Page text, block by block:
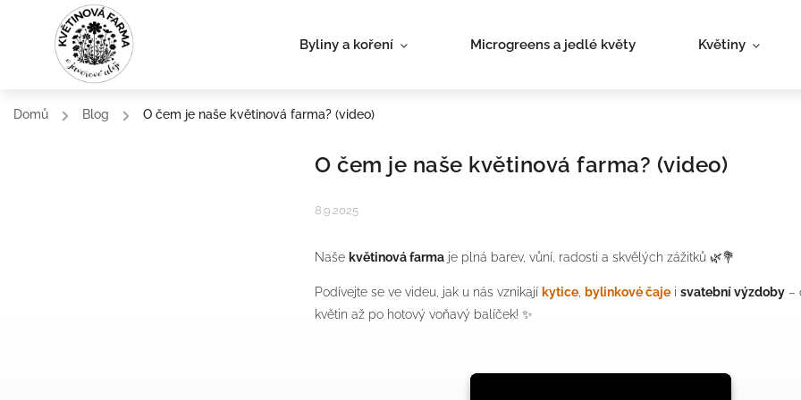
Byliny a koření Microgreens a jedlé květy Květiny
Domů / Blog / O čem je naše květinová farma? (video)
O čem je naše květinová farma? (video)
8.9.2025
Naše květinová farma je plná barev, vůní, radosti a skvělých zážitků 🌿💐
Podívejte se ve videu, jak u nás vznikají kytice bylinkové čaje i svatební výzdoby –
květin až po hotový voňavý balíček! ✨